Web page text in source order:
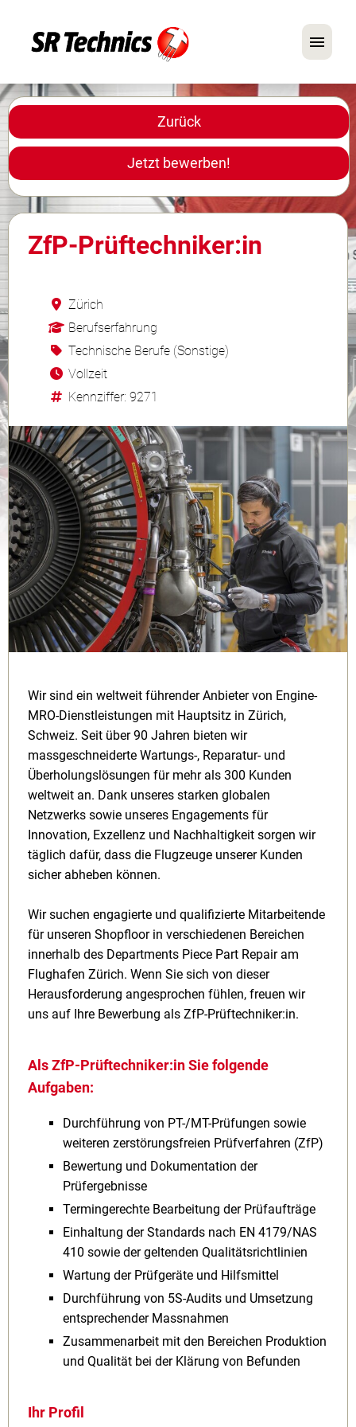
Deutsch Englisch
Im Fokus: Mechaniker-Positionen
Karriere
FAQ
Zurück
Jetzt bewerben!
ZfP‑Prüftechniker:in
Zürich
Berufserfahrung
Technische Berufe (Sonstige)
Vollzeit
Kennziffer: 9271
Wir sind ein weltweit führender Anbieter von Engine-
MRO-Dienstleistungen mit Hauptsitz in Zürich,
Schweiz. Seit über 90 Jahren bieten wir
massgeschneiderte Wartungs-, Reparatur- und
Überholungslösungen für mehr als 300 Kunden
weltweit an. Dank unseres starken globalen
Netzwerks sowie unseres Engagements für
Innovation, Exzellenz und Nachhaltigkeit sorgen wir
täglich dafür, dass die Flugzeuge unserer Kunden
sicher abheben können.
Wir suchen engagierte und qualifizierte Mitarbeitende
für unseren Shopfloor in verschiedenen Bereichen
innerhalb des Departments Piece Part Repair am
Flughafen Zürich. Wenn Sie sich von dieser
Herausforderung angesprochen fühlen, freuen wir
uns auf Ihre Bewerbung als ZfP‑Prüftechniker:in.
Als ZfP‑Prüftechniker:in Sie folgende
Aufgaben:
Durchführung von PT-/MT-Prüfungen sowie
weiteren zerstörungsfreien Prüfverfahren (ZfP)
Bewertung und Dokumentation der
Prüfergebnisse
Termingerechte Bearbeitung der Prüfaufträge
Einhaltung der Standards nach EN 4179/NAS
410 sowie der geltenden Qualitätsrichtlinien
Wartung der Prüfgeräte und Hilfsmittel
Durchführung von 5S-Audits und Umsetzung
entsprechender Massnahmen
Zusammenarbeit mit den Bereichen Produktion
und Qualität bei der Klärung von Befunden
Ihr Profil